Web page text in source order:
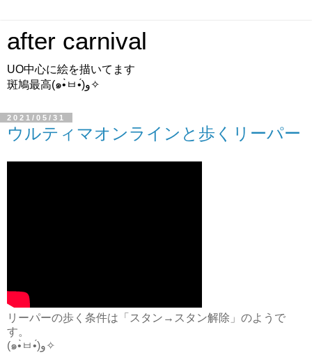
after carnival
UO中心に絵を描いてます
斑鳩最高(๑•̀ㅂ•́)و✧
2021/05/31
ウルティマオンラインと歩くリーパー
リーパーの歩く条件は「スタン→スタン解除」のようで
す。
(๑•̀ㅂ•́)و✧